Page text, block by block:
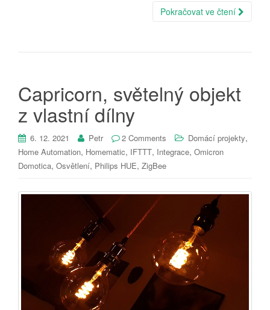
Pokračovat ve čtení
Capricorn, světelný objekt
z vlastní dílny
6. 12. 2021 Petr 2 Comments Domácí projekty,
Home Automation, Homematic, IFTTT, Integrace, Omicron
Domotica, Osvětlení, Philips HUE, ZigBee